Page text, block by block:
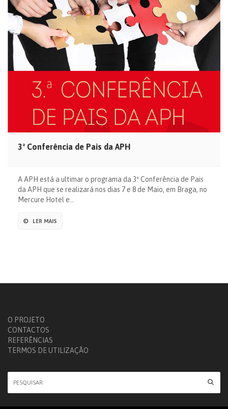
3ª Conferência de Pais da APH
A APH está a ultimar o programa da 3ª Conferência de Pais
da APH que se realizará nos dias 7 e 8 de Maio, em Braga, no
Mercure Hotel e…
LER MAIS
O PROJETO
CONTACTOS
REFERÊNCIAS
TERMOS DE UTILIZAÇÃO